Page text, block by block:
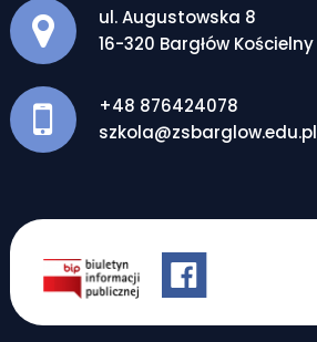
Adres pocztowy:
ul. Augustowska 8
16-320 Bargłów Kościelny
+48 876424078
szkola@zsbarglow.edu.pl